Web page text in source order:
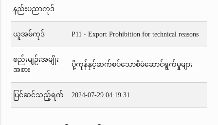
နည်းပညာကုဒ်
ယူအမ်ကုဒ် P11 - Export Prohibition for technical reasons
စည်းမျဉ်းအမျိုး
အစား
ပို့ကုန်နှင့်ဆက်စပ်သောစီမံဆောင်ရွက်မှုများ
ပြင်ဆင်သည့်ရက် 2024-07-29 04:19:31